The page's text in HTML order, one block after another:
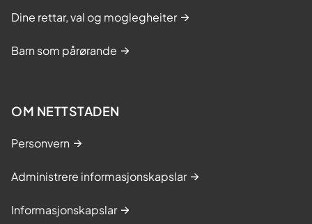
Dine rettar, val og moglegheiter
Barn som pårørande
OM NETTSTADEN
Personvern
Administrere informasjonskapslar
Informasjonskapslar